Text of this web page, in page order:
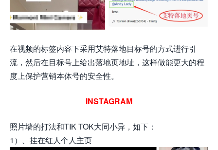
在视频的标签内容下采用艾特落地目标号的方式进行引
流，然后在目标号上给出落地页地址，这样做能更大的程
度上保护营销本体号的安全性。
INSTAGRAM
照片墙的打法和TIK TOK大同小异，如下：
1）、挂在红人个人主页